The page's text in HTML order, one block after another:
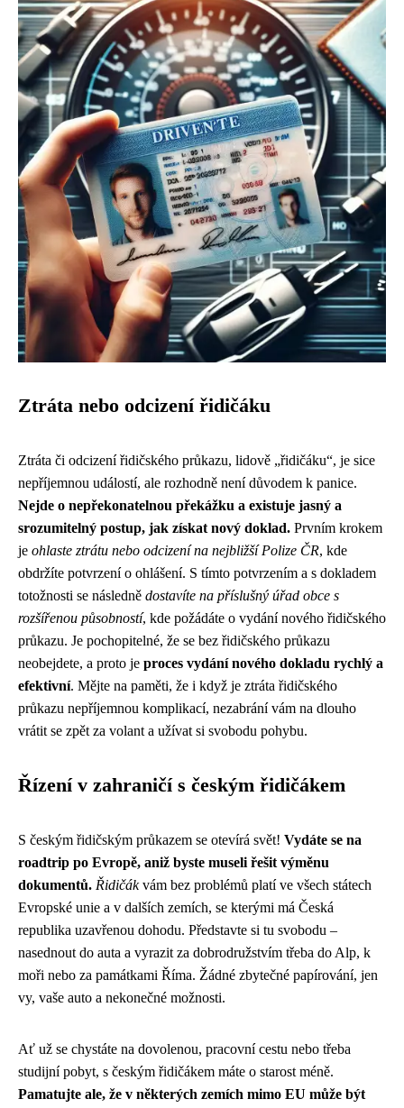
Ztráta nebo odcizení řidičáku
Ztráta či odcizení řidičského průkazu, lidově „řidičáku“, je sice
nepříjemnou událostí, ale rozhodně není důvodem k panice.
Nejde o nepřekonatelnou překážku a existuje jasný a
srozumitelný postup, jak získat nový doklad. Prvním krokem
je ohlaste ztrátu nebo odcizení na nejbližší Polize ČR, kde
obdržíte potvrzení o ohlášení. S tímto potvrzením a s dokladem
totožnosti se následně dostavíte na příslušný úřad obce s
rozšířenou působností, kde požádáte o vydání nového řidičského
průkazu. Je pochopitelné, že se bez řidičského průkazu
neobejdete, a proto je proces vydání nového dokladu rychlý a
efektivní. Mějte na paměti, že i když je ztráta řidičského
průkazu nepříjemnou komplikací, nezabrání vám na dlouho
vrátit se zpět za volant a užívat si svobodu pohybu.
Řízení v zahraničí s českým řidičákem
S českým řidičským průkazem se otevírá svět! Vydáte se na
roadtrip po Evropě, aniž byste museli řešit výměnu
dokumentů. Řidičákvám bez problémů platí ve všech státech
Evropské unie a v dalších zemích, se kterými má Česká
republika uzavřenou dohodu. Představte si tu svobodu –
nasednout do auta a vyrazit za dobrodružstvím třeba do Alp, k
moři nebo za památkami Říma. Žádné zbytečné papírování, jen
vy, vaše auto a nekonečné možnosti.
Ať už se chystáte na dovolenou, pracovní cestu nebo třeba
studijní pobyt, s českým řidičákem máte o starost méně.
Pamatujte ale, že v některých zemích mimo EU může být